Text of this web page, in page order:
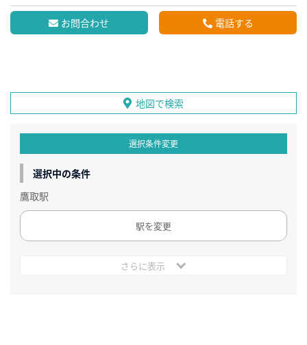
お問合わせ 電話する
地図で検索
選択条件変更
選択中の条件
鷹取駅
駅を変更
さらに表示